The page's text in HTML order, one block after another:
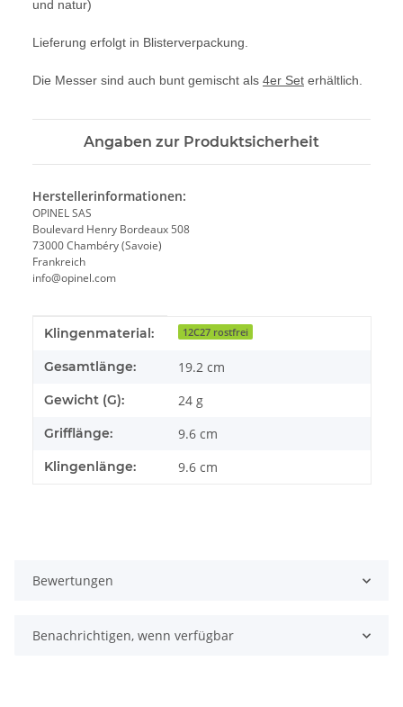
und natur)
Lieferung erfolgt in Blisterverpackung.
Die Messer sind auch bunt gemischt als 4er Set erhältlich.
Angaben zur Produktsicherheit
Herstellerinformationen:
OPINEL SAS
Boulevard Henry Bordeaux 508
73000 Chambéry (Savoie)
Frankreich
info@opinel.com
Produkteigenschaft
Wert
Klingenmaterial: 12C27 rostfrei
Gesamtlänge: 19.2 cm
Gewicht (G): 24 g
Grifflänge: 9.6 cm
Klingenlänge: 9.6 cm
Bewertungen
Benachrichtigen, wenn verfügbar